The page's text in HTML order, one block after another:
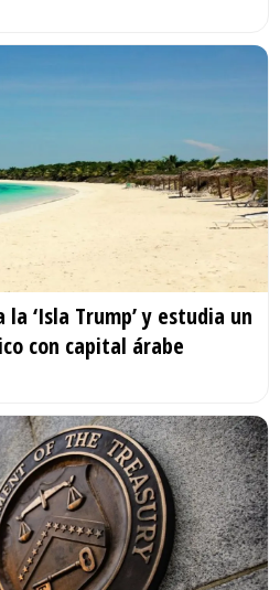
‘Isla Trump’ y estudia un
con capital árabe